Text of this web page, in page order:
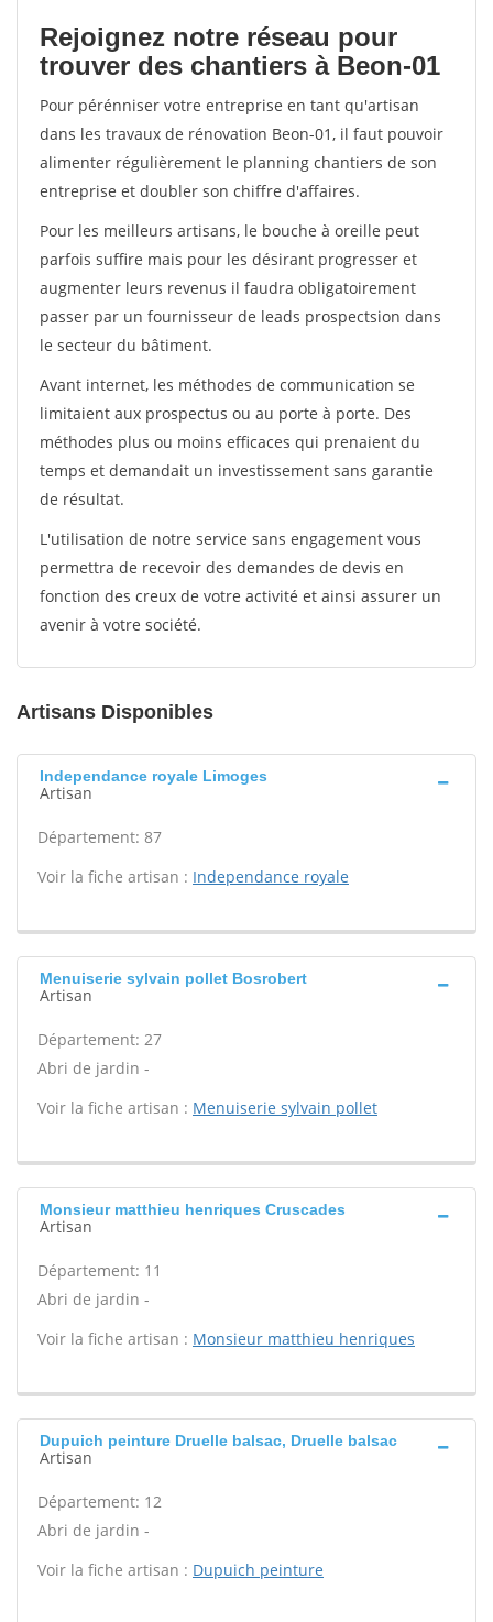
Rejoignez notre réseau pour
trouver des chantiers à Beon-01
Pour pérénniser votre entreprise en tant qu'artisan
dans les travaux de rénovation Beon-01, il faut pouvoir
alimenter régulièrement le planning chantiers de son
entreprise et doubler son chiffre d'affaires.
Pour les meilleurs artisans, le bouche à oreille peut
parfois suffire mais pour les désirant progresser et
augmenter leurs revenus il faudra obligatoirement
passer par un fournisseur de leads prospectsion dans
le secteur du bâtiment.
Avant internet, les méthodes de communication se
limitaient aux prospectus ou au porte à porte. Des
méthodes plus ou moins efficaces qui prenaient du
temps et demandait un investissement sans garantie
de résultat.
L'utilisation de notre service sans engagement vous
permettra de recevoir des demandes de devis en
fonction des creux de votre activité et ainsi assurer un
avenir à votre société.
Artisans Disponibles
Independance royale Limoges
Artisan
Département: 87
Voir la fiche artisan : Independance royale
Menuiserie sylvain pollet Bosrobert
Artisan
Département: 27
Abri de jardin -
Voir la fiche artisan : Menuiserie sylvain pollet
Monsieur matthieu henriques Cruscades
Artisan
Département: 11
Abri de jardin -
Voir la fiche artisan : Monsieur matthieu henriques
Dupuich peinture Druelle balsac, Druelle balsac
Artisan
Département: 12
Abri de jardin -
Voir la fiche artisan : Dupuich peinture